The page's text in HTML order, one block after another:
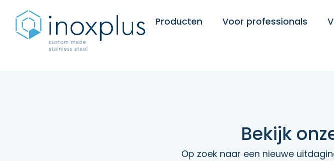
Producten Voor professionals
Bekijk
Op zoek naar een nieuwe